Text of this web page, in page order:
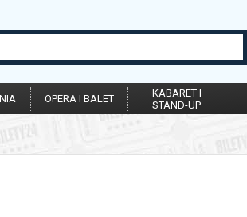
OPERA I BALET
KABARET I
STAND-UP